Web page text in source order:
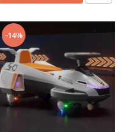
-14%